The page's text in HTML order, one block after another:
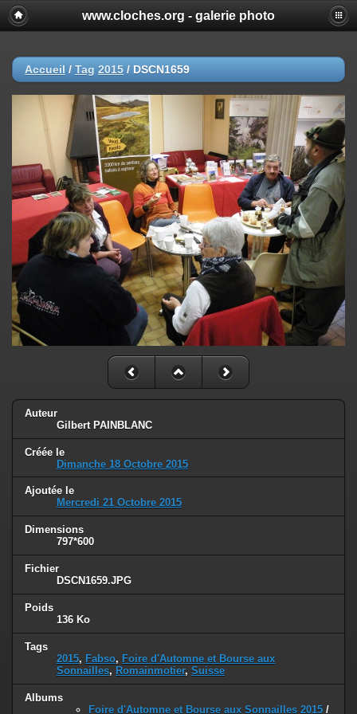
www.cloches.org - galerie photo
Accueil / Tag 2015 / DSCN1659
Auteur
Gilbert PAINBLANC
Créée le
Dimanche 18 Octobre 2015
Ajoutée le
Mercredi 21 Octobre 2015
Dimensions
797*600
Fichier
DSCN1659.JPG
Poids
136 Ko
Tags
2015, Fabso, Foire d'Automne et Bourse aux
Sonnailles, Romainmotier, Suisse
Albums
Foire d'Automne et Bourse aux Sonnailles 2015 /